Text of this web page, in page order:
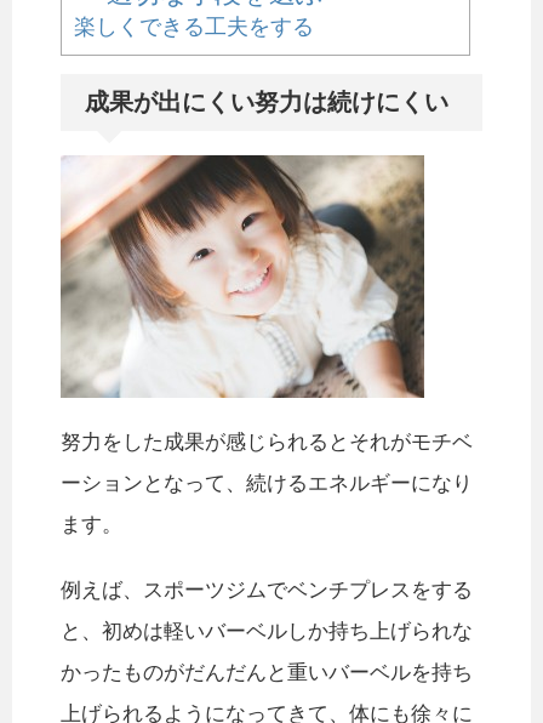
楽しくできる工夫をする
成果が出にくい努力は続けにくい
努力をした成果が感じられるとそれがモチベ
ーションとなって、続けるエネルギーになり
ます。
例えば、スポーツジムでベンチプレスをする
と、初めは軽いバーベルしか持ち上げられな
かったものがだんだんと重いバーベルを持ち
上げられるようになってきて、体にも徐々に